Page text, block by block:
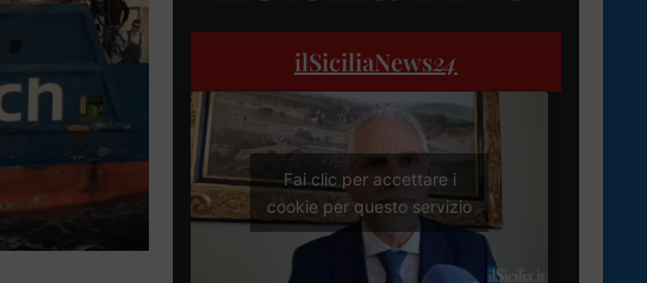
ilSiciliaNews24
Fai clic per accettare i
cookie per questo servizio